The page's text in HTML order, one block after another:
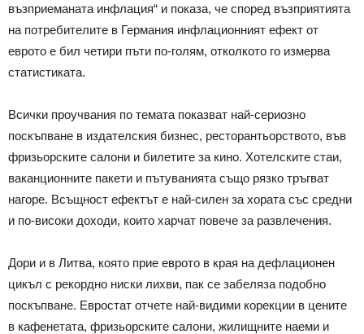
възприеманата инфлация“ и показа, че според възприятията
на потребителите в Германия инфлационният ефект от
еврото е бил четири пъти по-голям, отколкото го измерва
статистиката.
Всички проучвания по темата показват най-сериозно
поскъпване в издателския бизнес, ресторантьорството, във
фризьорските салони и билетите за кино. Хотелските стаи,
ваканционните пакети и пътуванията също рязко тръгват
нагоре. Всъщност ефектът е най-силен за хората със средни
и по-високи доходи, които харчат повече за развлечения.
Дори и в Литва, която прие еврото в края на дефлационен
цикъл с рекордно ниски лихви, пак се забеляза подобно
поскъпване. Евростат отчете най-видими корекции в цените
в кафенетата, фризьорските салони, жилищните наеми и